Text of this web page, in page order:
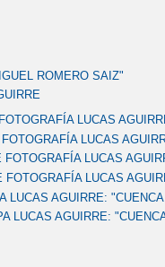
ROMERO SAIZ"
LUCAS
LUCAS
LUCAS
FOTOGRAFÍA LUCAS
LUCAS AGUIRRE:
LUCAS AGUIRRE: